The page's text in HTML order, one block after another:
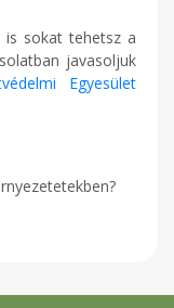
is sokat tehetsz a
javasoljuk
Egyesület